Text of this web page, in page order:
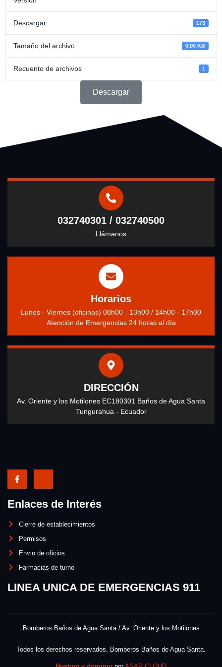
Descargar 173
Tamaño del archivo 0.00 KB
Recuento de archivos 1
Descargar
032740301 / 032740500
Llámanos
Horarios
Lunes - Viernes (oficinas) 08h00 - 13h00 / 14h00 - 17h00
Atención de Emergencias 24 horas al día
DIRECCIÓN
Av. Oriente y los Motilones EC180301 Baños de Agua Santa
Tungurahua - Ecuador
Enlaces de Interés
Cierre de establecimientos
Permisos
Envio de oficios
Farmacias de turno
LINEA UNICA DE EMERGENCIAS 911
Bomberos Baños de Agua Santa / Av. Oriente y los Motilones
Todos los derechos reservados. Bomberos Baños de Agua Santa.